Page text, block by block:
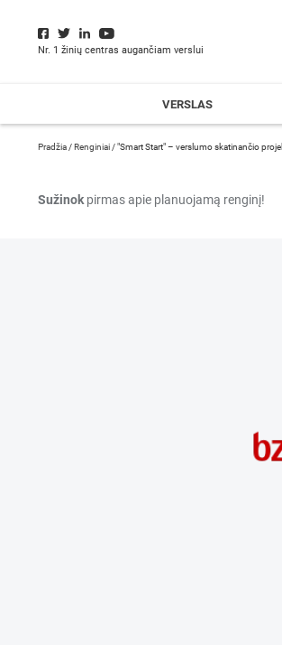
Nr. 1 žinių centras augančiam verslui
VERSLAS
Pradžia /Renginiai /"Smart Start" – verslumo skatinančio
Sužinok pirmas apie planuojamą renginį!